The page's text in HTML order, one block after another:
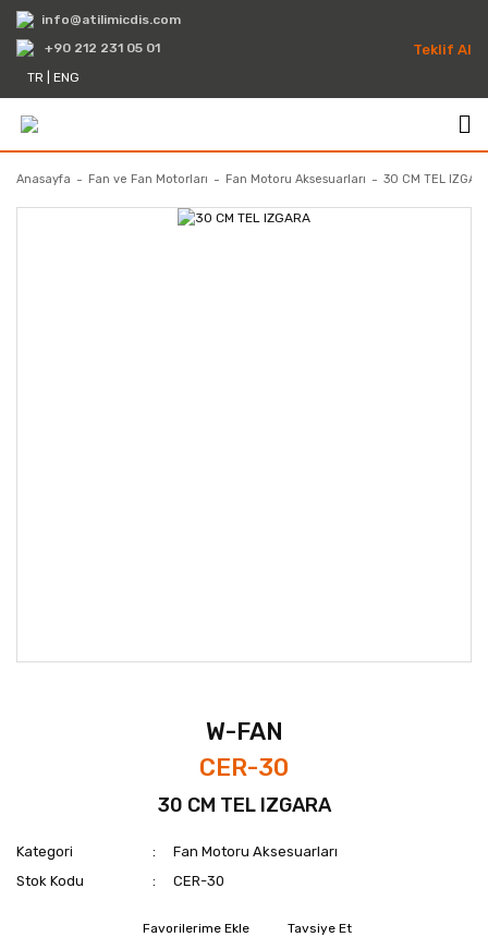
info@atilimicdis.com
+90 212 231 05 01
TR
ENG
Teklif Al
Anasayfa Fan ve Fan Motorları Fan Motoru Aksesuarları 30 CM TEL
W-FAN
CER-30
30 CM TEL IZGARA
Kategori
Fan Motoru Aksesuarları
Stok Kodu
CER-30
Tavsiye Et